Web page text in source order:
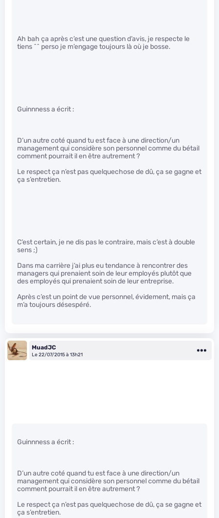
Ah bah ça après c’est une question d’avis, je respecte le
tiens ^^ perso je m’engage toujours là où je bosse.
Guinnness a écrit :
D’un autre coté quand tu est face à une direction/un
management qui considère son personnel comme du bétail
comment pourrait il en être autrement ?
Le respect ça n’est pas quelquechose de dû, ça se gagne et
ça s’entretien.
C’est certain, je ne dis pas le contraire, mais c’est à double
sens ;)
Dans ma carrière j’ai plus eu tendance à rencontrer des
managers qui prenaient soin de leur employés plutôt que
des employés qui prenaient soin de leur entreprise.
Après c’est un point de vue personnel, évidement, mais ça
m’a toujours désespéré.
MuadJC
Le 22/07/2015 à 13h21
Guinnness a écrit :
D’un autre coté quand tu est face à une direction/un
management qui considère son personnel comme du bétail
comment pourrait il en être autrement ?
Le respect ça n’est pas quelquechose de dû, ça se gagne et
ça s’entretien.